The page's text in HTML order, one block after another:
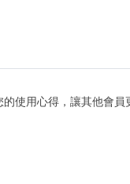
使用心得，讓其他會